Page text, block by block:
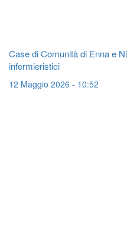
Case di Comunità di Enna e
infermieristici
12 Maggio 2026 - 10:52